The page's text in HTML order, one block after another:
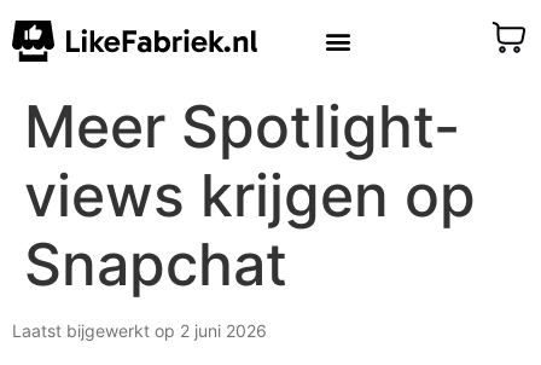
Meer Spotlight-
views krijgen op
Snapchat
Laatst bijgewerkt op 2 juni 2026